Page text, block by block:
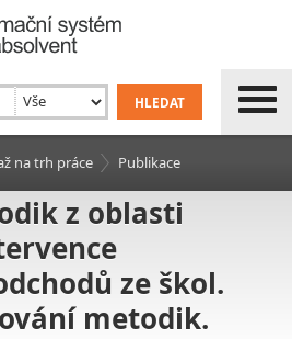
na trh práce Publikace
z oblasti
ze škol.
metodik.